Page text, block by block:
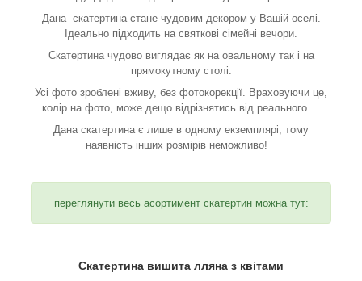
Скатертина вишита лляна з квітами
Дана скатертина стане чудовим декором у Вашій оселі.
Ідеально підходить на святкові сімейні вечори.
Скатертина чудово виглядає як на овальному так і на
прямокутному столі.
Усі фото зроблені вживу, без фотокорекції. Враховуючи це,
колір на фото, може дещо відрізнятись від реального.
Дана скатертина є лише в одному екземплярі, тому
наявність інших розмірів неможливо!
переглянути весь асортимент скатертин можна тут: